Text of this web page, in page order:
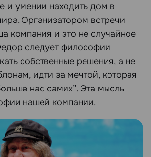
и умении находить дом в
Организатором встречи
компания и это не случайное
следует философии
собственные решения, а не
идти за мечтой, которая
нас самих”. Эта мысль
нашей компании.